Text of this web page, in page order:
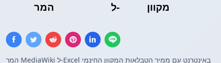
המר ל- מקוון
המר MediaWiki ל-Excel באינטרנט עם ממיר הטבלאות המקוון החינמי